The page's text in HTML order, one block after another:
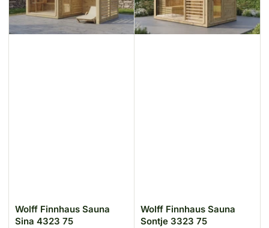
Wolff Finnhaus Sauna
Sina 4323 75
Wolff Finnhaus Sauna
Sontje 3323 75